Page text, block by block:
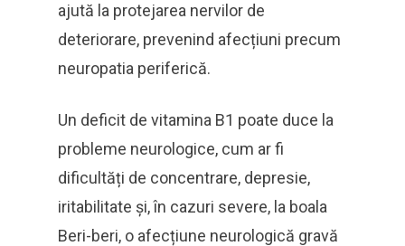
ajută la protejarea nervilor de
deteriorare, prevenind afecțiuni precum
neuropatia periferică.
Un deficit de vitamina B1 poate duce la
probleme neurologice, cum ar fi
dificultăți de concentrare, depresie,
iritabilitate și, în cazuri severe, la boala
Beri-beri, o afecțiune neurologică gravă